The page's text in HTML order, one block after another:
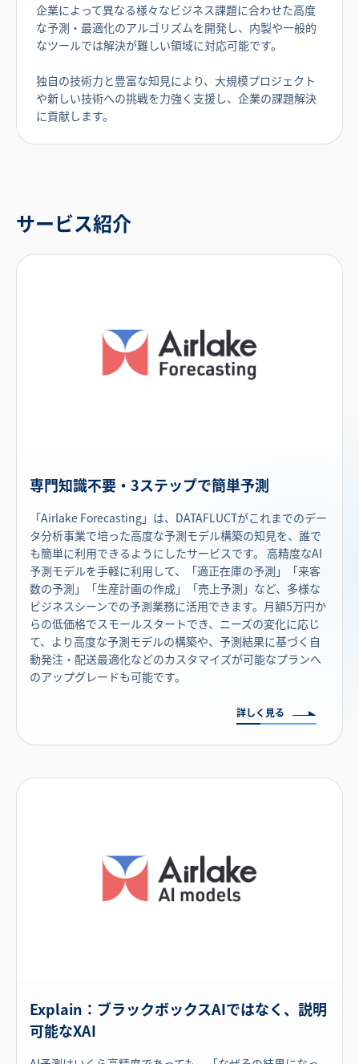
企業によって異なる様々なビジネス課題に合わせた高度
な予測・最適化のアルゴリズムを開発し、内製や一般的
なツールでは解決が難しい領域に対応可能です。
独自の技術力と豊富な知見により、大規模プロジェクト
や新しい技術への挑戦を力強く支援し、企業の課題解決
に貢献します。
サービス紹介
専門知識不要・3ステップで簡単予測
「Airlake Forecasting」は、DATAFLUCTがこれまでのデー
タ分析事業で培った高度な予測モデル構築の知見を、誰で
も簡単に利用できるようにしたサービスです。 高精度なAI
予測モデルを手軽に利用して、「適正在庫の予測」「来客
数の予測」「生産計画の作成」「売上予測」など、多様な
ビジネスシーンでの予測業務に活用できます。月額5万円か
らの低価格でスモールスタートでき、ニーズの変化に応じ
て、より高度な予測モデルの構築や、予測結果に基づく自
動発注・配送最適化などのカスタマイズが可能なプランへ
のアップグレードも可能です。
詳しく見る
Explain：ブラックボックスAIではなく、説明
可能なXAI